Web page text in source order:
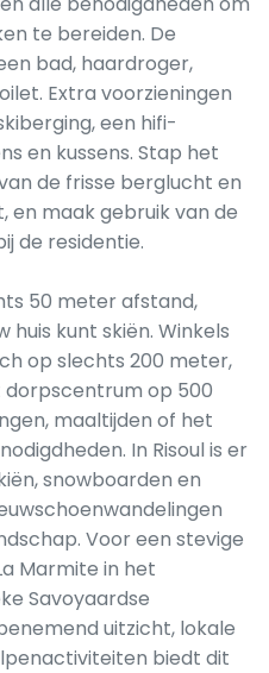
te bereiden. De
bad, haardroger,
Extra voorzieningen
een hifi-
en kussens. Stap het
de frisse berglucht en
en maak gebruik van de
de residentie.
50 meter afstand,
kunt skiën. Winkels
op slechts 200 meter,
dorpscentrum op 500
maaltijden of het
In Risoul is er
snowboarden en
Voor een stevige
Marmite in het
Savoyaardse
uitzicht, lokale
biedt dit